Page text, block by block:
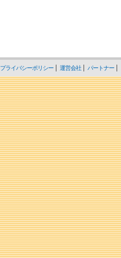
プライバシーポリシー 運営会社 パートナー